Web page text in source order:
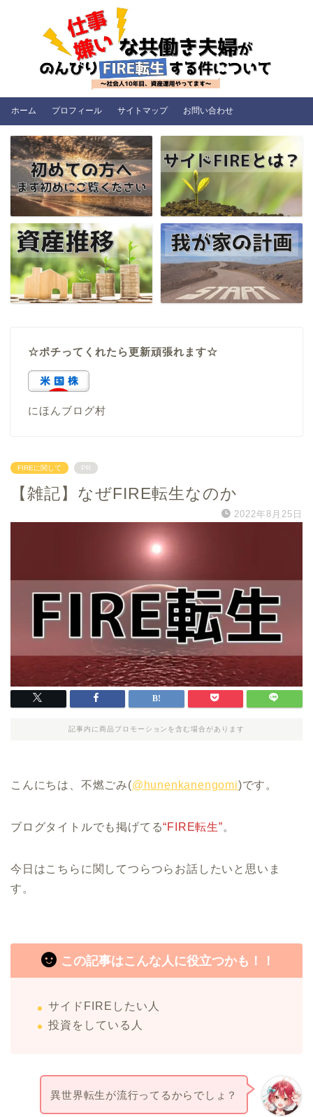
ホーム プロフィール サイトマップ お問い合わせ
☆ポチってくれたら更新頑張れます☆
にほんブログ村
FIREに関して PR
【雑記】なぜFIRE転生なのか
2022年8月25日
記事内に商品プロモーションを含む場合があります
こんにちは、不燃ごみ(@hunenkanengomi)です。
ブログタイトルでも掲げてる“FIRE転生”。
今日はこちらに関してつらつらお話したいと思いま
す。
この記事はこんな人に役立つかも！！
サイドFIREしたい人
投資をしている人
異世界転生が流行ってるからでしょ？